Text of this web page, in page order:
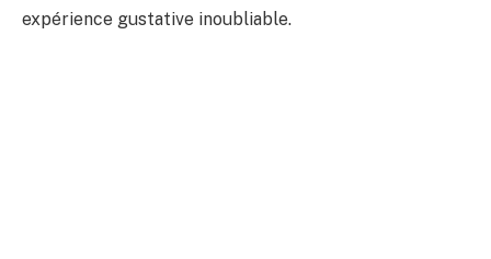
expérience gustative inoubliable.